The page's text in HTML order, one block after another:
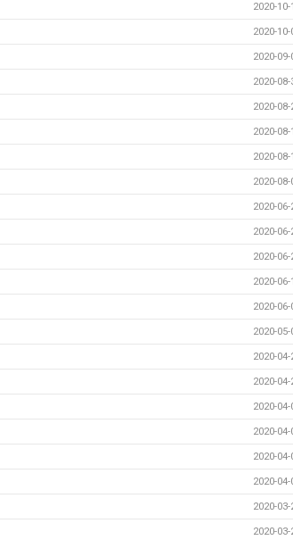
2020-
2020-
2020-
2020-
2020-
2020-
2020-08-
2020-
2020-
2020-
2020-
2020-
2020-
2020-
2020-
2020-
2020-
2020-
2020-
2020-
2020-
2020-